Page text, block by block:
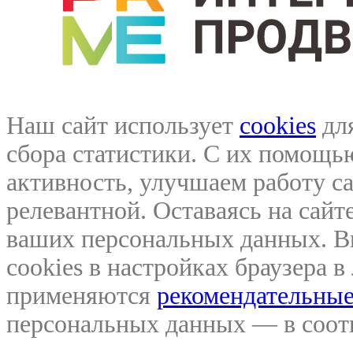
Наш сайт использует cookies
сбора статистики. С их
активность, улучшаем работу
релевантной. Оставаясь на
ваших персональных данных.
cookies в настройках браузера
применяются
персональных данных — в